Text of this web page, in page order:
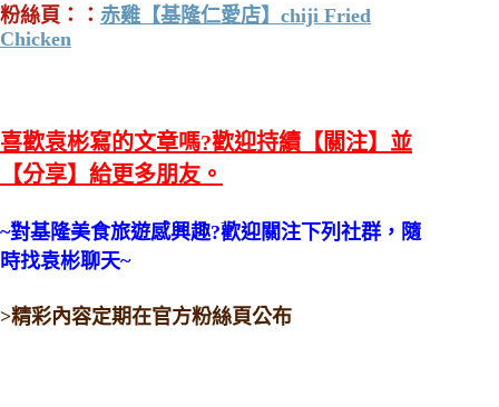
粉絲頁：： 赤雞【基隆仁愛店】chiji Fried
Chicken
喜歡袁彬寫的文章嗎?歡迎持續【關注】並
【分享】給更多朋友。
~對基隆美食旅遊感興趣?歡迎關注下列社群，隨
時找袁彬聊天~
>精彩內容定期在官方粉絲頁公布